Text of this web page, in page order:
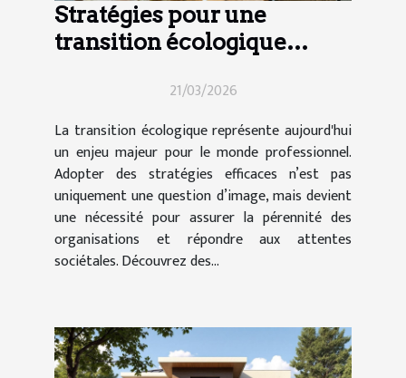
Stratégies pour une
transition écologique
21/03/2026
La transition écologique représente aujourd'hui
un enjeu majeur pour le monde professionnel.
Adopter des stratégies efficaces n’est pas
uniquement une question d’image, mais devient
une nécessité pour assurer la pérennité des
organisations et répondre aux attentes
sociétales. Découvrez des...